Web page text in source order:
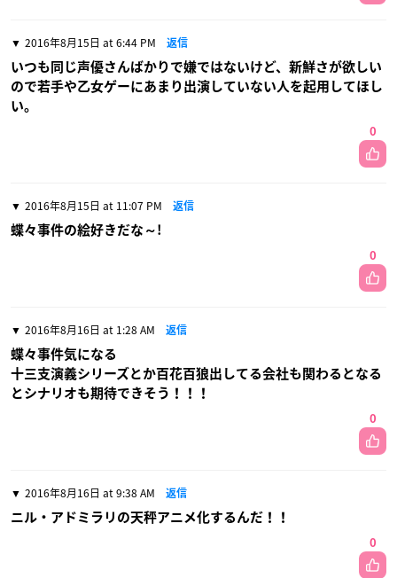
2016年8月15日 at 6:44 PM 返信
いつも同じ声優さんばかりで嫌ではないけど、新鮮さが欲しい
ので若手や乙女ゲーにあまり出演していない人を起用してほし
い。
0
2016年8月15日 at 11:07 PM 返信
蝶々事件の絵好きだな～!
0
2016年8月16日 at 1:28 AM 返信
蝶々事件気になる
十三支演義シリーズとか百花百狼出してる会社も関わるとなる
とシナリオも期待できそう！！！
0
2016年8月16日 at 9:38 AM 返信
ニル・アドミラリの天秤アニメ化するんだ！！
0